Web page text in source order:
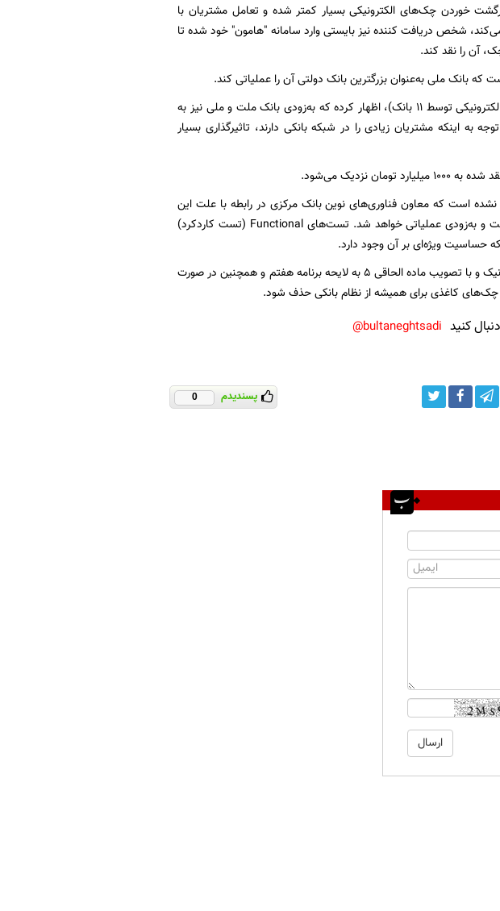
خوردن چک‌های الکترونیکی بسیار کمتر شده و تعامل مشتریان با
شخص دریافت کننده نیز بایستی وارد سامانه "هامون" خود شده تا
آن را نقد کند.
اخیراً مهران محرمیان ضمن اشاره به همین موضوع (صدور چک‌های الکترونیکی توسط ۱۱ بانک)، اظهار کرده که به‌زودی بانک ملت و ملی نیز به
اینکه مشتریان زیادی را در شبکه بانکی دارند، تاثیرگذاری بسیار
نزدیک می‌شود.
نشده است که معاون فناوری‌های نوین بانک مرکزی در رابطه با علت این
موضوع نیز گفته آخرین مراحل تست در بانک ملی در حال انجام است و به‌زودی عملیاتی خواهد شد. تست‌های Functional (تست کاردکرد)
حساسیت ویژه‌ای بر آن وجود دارد.
گفتنی است؛ براساس آخرین تصمیم‌گیری‌ها در حوزه چک‌های الکترونیک و با تصویب ماده الحاقی ۵ به لایحه برنامه هفتم و همچنین در صورت
چک‌های کاغذی برای همیشه از نظام بانکی حذف شود.
کنید bultaneghtsadi@
پسندیدم 0